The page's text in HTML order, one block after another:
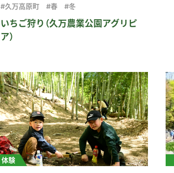
いちご狩り（久万農業公園アグリピ
ア）
#久万高原町 #春 #冬
体験